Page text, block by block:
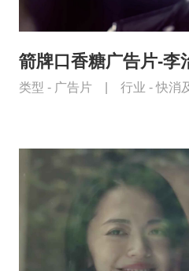
箭牌口香糖广告片-李
类型 - 广告片 行业 -快消